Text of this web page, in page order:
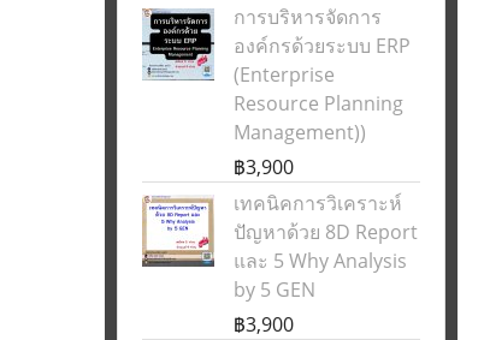
การบริหารจัดการ
องค์กรด้วยระบบ ERP
(Enterprise
Resource Planning
Management))
฿3,900
เทคนิคการวิเคราะห์
ปัญหาด้วย 8D Report
และ 5 Why Analysis
by 5 GEN
฿3,900